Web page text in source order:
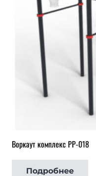
Воркаут комплекс РР-018
Подробнее